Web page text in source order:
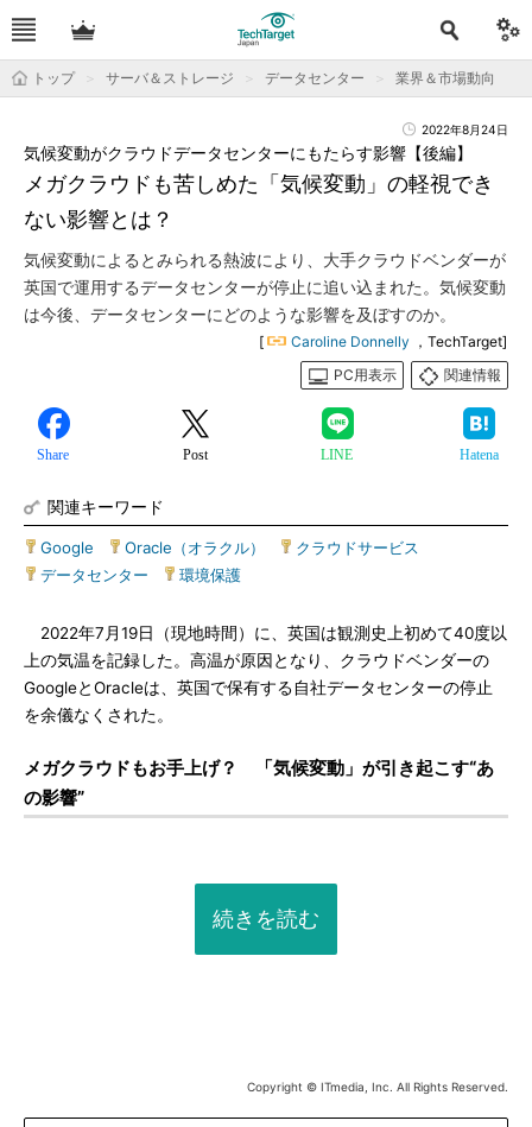
トップ サーバ＆ストレージ データセンター 業界＆市場動向
2022年8月24日
メガクラウドも苦しめた「気候変動」の軽視でき
ない影響とは？
気候変動がクラウドデータセンターにもたらす影響【後編】
気候変動によるとみられる熱波により、大手クラウドベンダーが
英国で運用するデータセンターが停止に追い込まれた。気候変動
は今後、データセンターにどのような影響を及ぼすのか。
[ Caroline Donnelly ，TechTarget]
PC用表示
関連情報
Share Post LINE Hatena
関連キーワード
Google Oracle（オラクル） クラウドサービス
データセンター
環境保護
2022年7月19日（現地時間）に、英国は観測史上初めて40度以
上の気温を記録した。高温が原因となり、クラウドベンダーの
GoogleとOracleは、英国で保有する自社データセンターの停止
を余儀なくされた。
メガクラウドもお手上げ？ 「気候変動」が引き起こす“あ
の影響”
続きを読む
Copyright © ITmedia, Inc. All Rights Reserved.